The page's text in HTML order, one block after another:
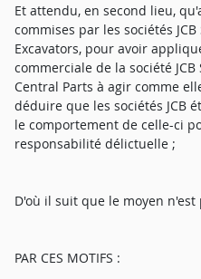
Et attendu, en second lieu,
commises par les sociétés
Excavators, pour avoir
commerciale de la société
Central Parts à agir comme
déduire que les sociétés JCB
le comportement de celle-ci
responsabilité délictuelle ;
D'où il suit que le moyen n'est
PAR CES MOTIFS :